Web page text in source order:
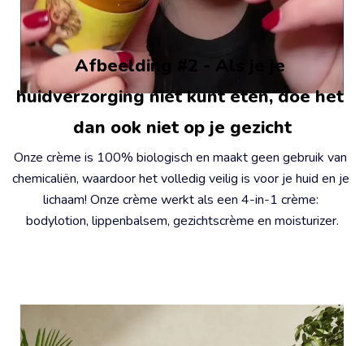
Afbeelding #2 - Als je je
huidverzorging niet kunt eten, doe het
dan ook niet op je gezicht
Onze crème is 100% biologisch en maakt geen gebruik van
chemicaliën, waardoor het volledig veilig is voor je huid en je
lichaam! Onze crème werkt als een 4-in-1 crème:
bodylotion, lippenbalsem, gezichtscrème en moisturizer.